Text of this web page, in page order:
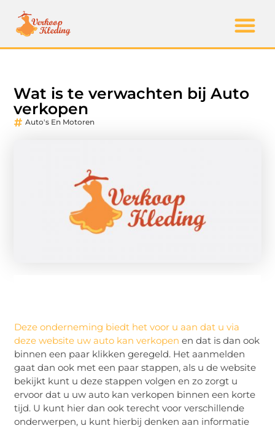
Wat is te verwachten bij Auto
verkopen
Auto's En Motoren
Deze onderneming biedt het voor u aan dat u via
deze website uw auto kan verkopen en dat is dan ook
binnen een paar klikken geregeld. Het aanmelden
gaat dan ook met een paar stappen, als u de website
bekijkt kunt u deze stappen volgen en zo zorgt u
ervoor dat u uw auto kan verkopen binnen een korte
tijd. U kunt hier dan ook terecht voor verschillende
onderwerpen, u kunt hierbij denken aan informatie